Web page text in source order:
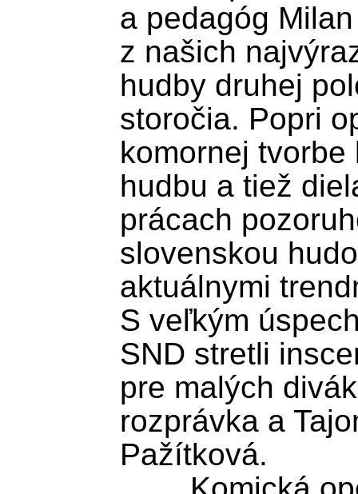
a pedagóg
z našich
hudby druhej
storočia. Popri
komornej
hudbu a tiež
prácach
slovenskou
aktuálnymi
S veľkým
SND stretli
pre malých
rozprávka a
Pažítková.